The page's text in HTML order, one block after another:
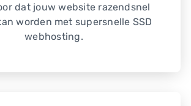
dat jouw website razendsnel
worden met supersnelle SSD
webhosting.